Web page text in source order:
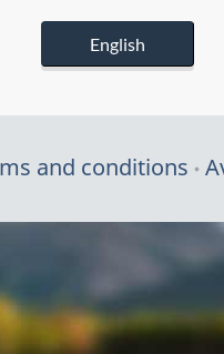
English
and conditions